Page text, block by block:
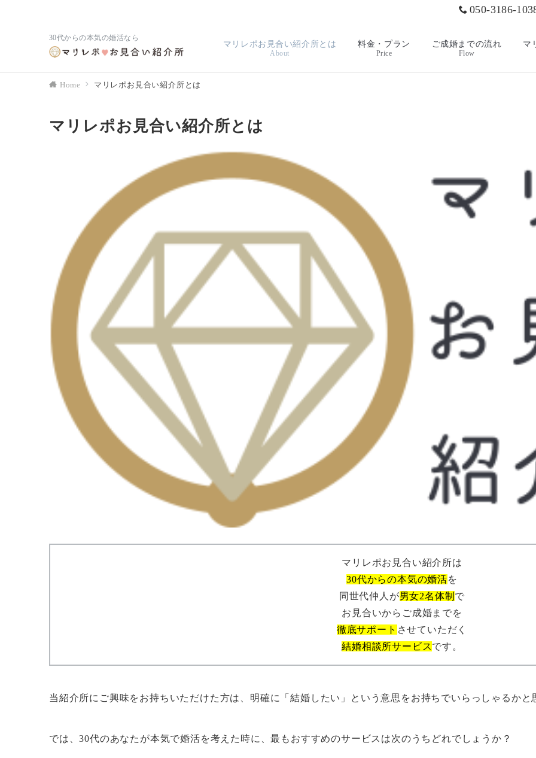
050-3186-
30代からの本気の婚活なら
マリレポお見合い紹介所とは
About
料金・プラン
Price
ご成婚までの流れ
Flow
マ
Home マリレポお見合い紹介所とは
マリレポお見合い紹介所とは
マリレポお見合い紹介所は
30代からの本気の婚活を
同世代仲人が男女2名体制 で
お見合いからご成婚までを
徹底サポート させていただく
結婚相談所サービスです。
当紹介所にご興味をお持ちいただけた方は、明確に「結婚したい」という意思をお持ちでいらっしゃるかと
では、30代のあなたが本気で婚活を考えた時に、最もおすすめのサービスは次のうちどれでしょうか？